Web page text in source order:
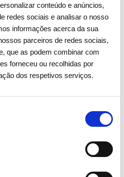
conteúdo e anúncios,
redes sociais e analisar o nosso
informações acerca da sua
parceiros de redes sociais,
que as podem combinar com
forneceu ou recolhidas por
dos respetivos serviços.
da REN a cada projeto. Ao
um valor monetário de trinta
mil euros e ao terceiro cinco mil
www.ren.pt/pt-